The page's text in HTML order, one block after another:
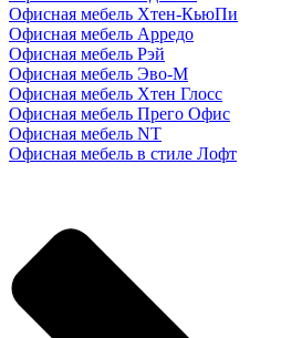
Офисная мебель Хтен-КьюПи
Офисная мебель Арредо
Офисная мебель Рэй
Офисная мебель Эво-M
Офисная мебель Хтен Глосс
Офисная мебель Прего Офис
Офисная мебель NT
Офисная мебель в стиле Лофт